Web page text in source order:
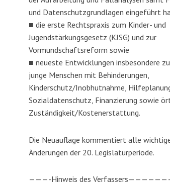
und Datenschutzgrundlagen eingeführt
■ die erste Rechtspraxis zum Kinder- und
Jugendstärkungsgesetz (KJSG) und zur
Vormundschaftsreform sowie
■ neueste Entwicklungen insbesondere
junge Menschen mit Behinderungen,
Kinderschutz/Inobhutnahme,
Sozialdatenschutz, Finanzierung sowie
Zuständigkeit/Kostenerstattung.
Die Neuauflage kommentiert alle
Änderungen der 20. Legislaturperiode.
———-Hinweis des